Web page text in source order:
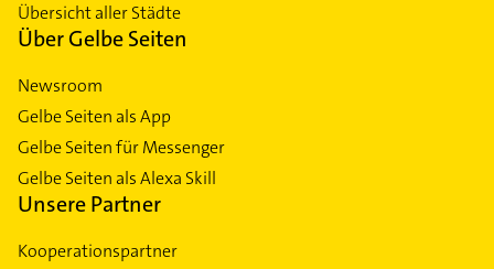
Übersicht aller Städte
Über Gelbe Seiten
Newsroom
Gelbe Seiten als App
Gelbe Seiten für Messenger
Gelbe Seiten als Alexa Skill
Unsere Partner
Kooperationspartner